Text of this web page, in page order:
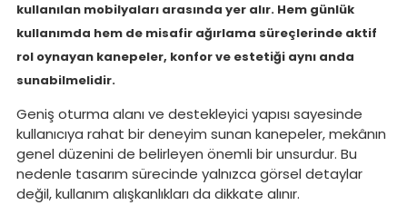
kullanılan mobilyaları arasında yer alır. Hem günlük
kullanımda hem de misafir ağırlama süreçlerinde aktif
rol oynayan kanepeler, konfor ve estetiği aynı anda
sunabilmelidir.
Geniş oturma alanı ve destekleyici yapısı sayesinde
kullanıcıya rahat bir deneyim sunan kanepeler, mekânın
genel düzenini de belirleyen önemli bir unsurdur. Bu
nedenle tasarım sürecinde yalnızca görsel detaylar
değil, kullanım alışkanlıkları da dikkate alınır.